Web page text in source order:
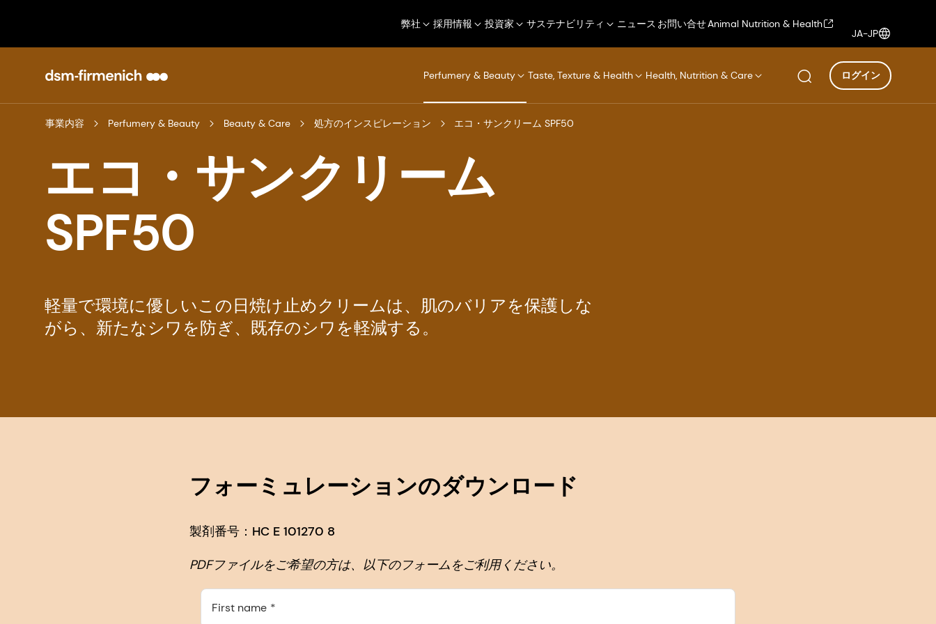
弊社 採用情報 投資家 サステナビリティ ニュース お問い合せAnimal Nutrition & Health
JA-JP
Perfumery & Beauty Taste, Texture & Health Health, Nutrition & Care ログイン
事業内容 Perfumery & Beauty Beauty & Care 処方のインスピレーション エコ・サンクリーム SPF50
エコ・サンクリーム
SPF50
軽量で環境に優しいこの日焼け止めクリームは、肌のバリアを保護しな
がら、新たなシワを防ぎ、既存のシワを軽減する。
フォーミュレーションのダウンロード
製剤番号：HC E 101270 8
PDFファイルをご希望の方は、以下のフォームをご利用ください。
First name